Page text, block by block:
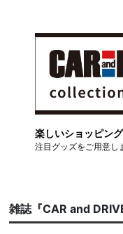
楽しいショッピング
注目グッズをご用意し
雑誌『CAR and